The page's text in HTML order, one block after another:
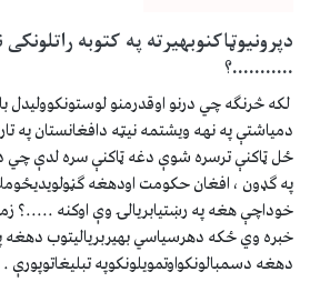
دپرونيوټاكنوبهيرته په كتوبه
...........؟
لكه څرنګه چي درنو اوقدرمنو لوستونكووليدل
دمياشتې په نهه ويشتمه نيټه دافغانستان
ځل ټاكنې ترسره شوې دغه ټاكنې سره لدې چي
په ګډون ، افغان حكومت اودهغه
خوداچې هغه په رښتيابريالۍ وې اوكنه .....؟
خبره وي ځكه دهرسياسي بهيربرياليتوب دهغه
دهغه دسمبالونكواوتمويلونكوپه تبليغاتوپورې